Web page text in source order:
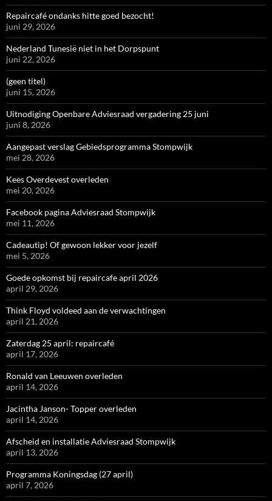
Repaircafé ondanks hitte goed bezocht!
juni 29, 2026
Nederland Tunesië niet in het Dorpspunt
juni 22, 2026
(geen titel)
juni 15, 2026
Uitnodiging Openbare Adviesraad vergadering 25 juni
juni 8, 2026
Aangepast verslag Gebiedsprogramma Stompwijk
mei 28, 2026
Kees Overdevest overleden
mei 20, 2026
Facebook pagina Adviesraad Stompwijk
mei 11, 2026
Cadeautip! Of gewoon lekker voor jezelf
mei 5, 2026
Goede opkomst bij repaircafe april 2026
april 29, 2026
Think Floyd voldeed aan de verwachtingen
april 21, 2026
Zaterdag 25 april: repaircafé
april 17, 2026
Ronald van Leeuwen overleden
april 14, 2026
Jacintha Janson- Topper overleden
april 14, 2026
Afscheid en installatie Adviesraad Stompwijk
april 13, 2026
Programma Koningsdag (27 april)
april 7, 2026